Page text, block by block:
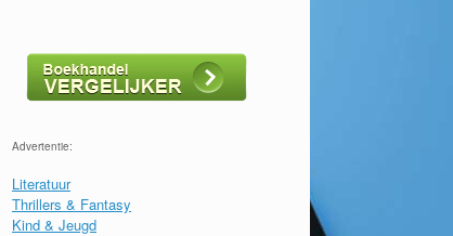
Advertentie:
Literatuur
Thrillers & Fantasy
Kind & Jeugd